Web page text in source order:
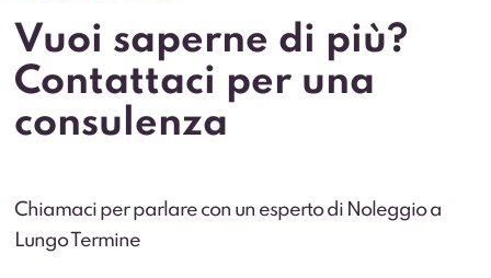
Vuoi saperne di più?
Contattaci per una
consulenza
Chiamaci per parlare con un esperto di Noleggio a
Lungo Termine